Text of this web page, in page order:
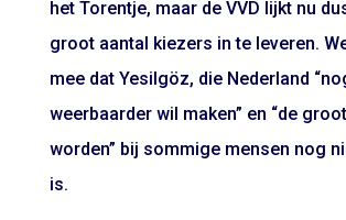
het Torentje, maar de VVD lijkt nu
groot aantal kiezers in te leveren.
mee dat Yesilgöz, die Nederland
weerbaarder wil maken” en “de
worden” bij sommige mensen nog
is.